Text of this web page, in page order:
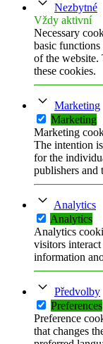
Nezbytné
Vždy aktivní
Necessary
basic functions
of the
these cookies.
Marketing
Marketing
Marketing
The intention
for the
publishers and
Analytics
Analytics
Analytics
visitors
information
Předvolby
Preferences
Preference
that changes